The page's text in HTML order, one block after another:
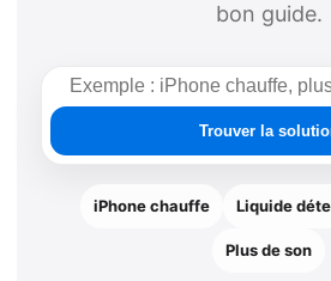
bon guide.
Rechercher
une
solution
Trouver la
iPhone chauffe Liquide
Plus de son